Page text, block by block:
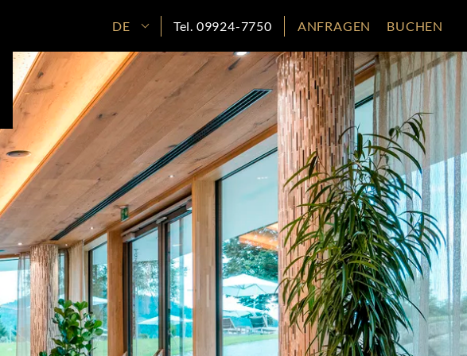
DE Tel. 09924-7750 ANFRAGEN BUCHEN